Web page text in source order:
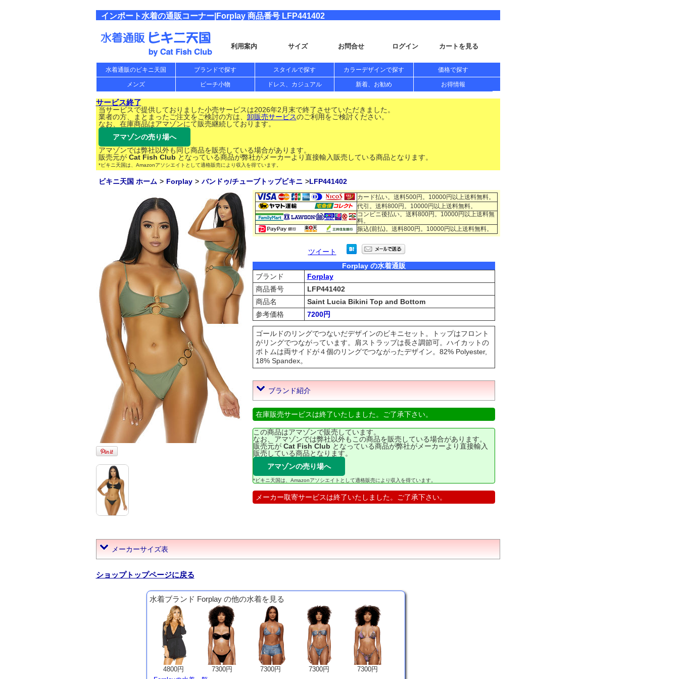
インポート水着の通販コーナー|Forplay 商品番号 LFP441402
利用案内 サイズ お問合せ ログイン カートを見る
水着通販のビキニ天国 ブランドで探す スタイルで探す カラーデザインで探す 価格で探す
メンズ ビーチ小物 ドレス、カジュアル 新着、お勧め お得情報
サービス終了
当サービスで提供しておりました小売サービスは2026年2月末で終了させていただきました。
業者の方、まとまったご注文をご検討の方は、 卸販売サービスのご利用をご検討ください。
なお、在庫商品はアマゾンにて販売継続しております。
アマゾンの売り場へ
アマゾンでは弊社以外も同じ商品を販売している場合があります。
販売元が Cat Fish Club となっている商品が弊社がメーカーより直接輸入販売している商品となります。
*ビキニ天国は、Amazonアソシエイトとして適格販売により収入を得ています。
ビキニ天国 ホーム Forplay バンドゥ/チューブトップビキニ LFP441402
カード払い。送料500円。10000円以上送料無料。
代引。送料800円。10000円以上送料無料。
コンビニ後払い。送料800円。10000円以上送料無
料。
振込(前払)。送料800円。10000円以上送料無料。
ツイート
Forplay の水着通販
ブランド
Forplay
商品番号
LFP441402
商品名
Saint Lucia Bikini Top and Bottom
参考価格
7200円
ゴールドのリングでつないだデザインのビキニセット。トップはフロント
がリングでつながっています。肩ストラップは長さ調節可。ハイカットの
ボトムは両サイドが４個のリングでつながったデザイン。82% Polyester,
18% Spandex。
ブランド紹介
在庫販売サービスは終了いたしました。ご了承下さい。
この商品はアマゾンで販売しています。
なお、アマゾンでは弊社以外もこの商品を販売している場合があります。
販売元が Cat Fish Club となっている商品が弊社がメーカーより直接輸入
販売している商品となります。
アマゾンの売り場へ
*ビキニ天国は、Amazonアソシエイトとして適格販売により収入を得ています。
メーカー取寄サービスは終了いたしました。ご了承下さい。
メーカーサイズ表
ショップトップページに戻る
水着ブランド Forplay の他の水着を見る
4800円 7300円 7300円 7300円
7300円